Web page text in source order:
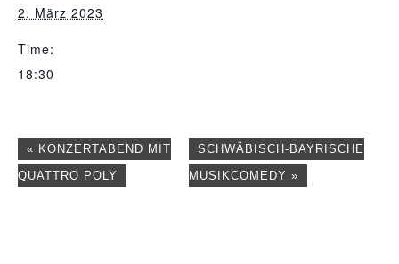
2. März 2023
Time:
18:30
« KONZERTABEND MIT
QUATTRO POLY
SCHWÄBISCH-BAYRISCHE
MUSIKCOMEDY»